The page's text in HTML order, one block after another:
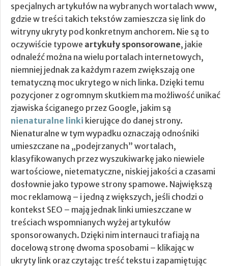
specjalnych artykułów na wybranych wortalach www,
gdzie w treści takich tekstów zamieszcza się link do
witryny ukryty pod konkretnym anchorem. Nie są to
oczywiście typowe artykuły sponsorowane, jakie
odnaleźć można na wielu portalach internetowych,
niemniej jednak za każdym razem zwiększają one
tematyczną moc ukrytego w nich linka. Dzięki temu
pozycjoner z ogromnym skutkiem ma możliwość unikać
zjawiska ściganego przez Google, jakim są
nienaturalne linki kierujące do danej strony.
Nienaturalne w tym wypadku oznaczają odnośniki
umieszczane na „podejrzanych” wortalach,
klasyfikowanych przez wyszukiwarkę jako niewiele
wartościowe, nietematyczne, niskiej jakości a czasami
dosłownie jako typowe strony spamowe. Największą
moc reklamową – i jedną z większych, jeśli chodzi o
kontekst SEO – mają jednak linki umieszczane w
treściach wspomnianych wyżej artykułów
sponsorowanych. Dzięki nim internauci trafiają na
docelową stronę dwoma sposobami – klikając w
ukryty link oraz czytając treść tekstu i zapamiętując